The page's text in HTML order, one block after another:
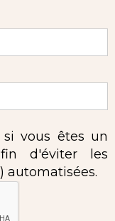
vous êtes un
d'éviter les
automatisées.